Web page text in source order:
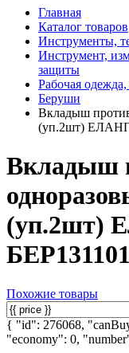
Главная
Каталог товаров
Инструменты,
Инструмент,
защиты
Рабочая
Беруши
Вкладыш
(уп.2шт)
Вкладыш
(уп.2шт)
БЕР131101
Похожие товары
{ "id": 276068,
"economy": 0,